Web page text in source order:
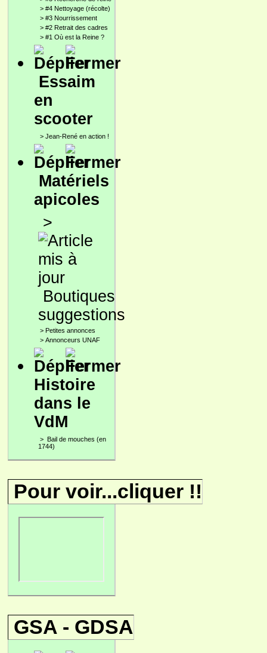
> #4 Nettoyage (récolte)
> #3 Nourrissement
> #2 Retrait des cadres
> #1 Où est la Reine ?
Essaim
en
scooter
> Jean-René en action !
Matériels
apicoles
>
Boutiques
suggestions
> Petites annonces
> Annonceurs UNAF
Histoire
dans le
VdM
> Bail de mouches (en
1744)
Pour voir...cliquer !!
GSA - GDSA